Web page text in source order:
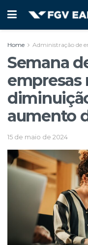
Home Administração de
Semana
empresas
aumento
15 de maio de 2024